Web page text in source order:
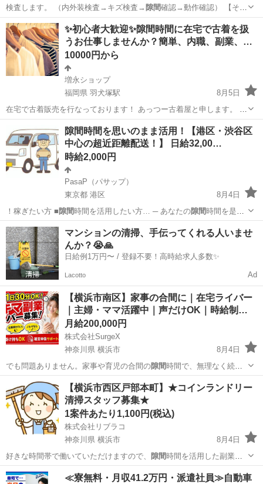
検査します。 （内外装検査→キズ検査→ 隙間確認→動作確認） 【その
他】 ・完成…
三重 いなべ市 麻生田駅 その他
✨初心者大歓迎✨隙間時間に在宅で古着を扱
うお仕事しませんか？簡単、内職、副業、…
10000円から
増永ショップ
福岡県 羽犬塚駅
8月5日
在宅で古着販売を行なっております！ あっつー古着屋と申します。 た
だいま、古着を扱うお仕事などをしていただける方を女性限定で募集
しております！ ※メッセージや通話にてサポートをしていきます！ 働
きやすい環境を整えてお...
八女市 羽犬塚駅 アパレル 古着
隙間時間を思いのまま活用！【港区・渋谷区
中心の超近距離配送！】 日給32,00…
時給2,000円
PasaP（パサップ）
東京都 港区
8月4日
！稼ぎたい方 ■ 隙間 時間を活用したい方… ─ あなたの隙間 時間を是非
ご活用く…
東京 港区 業務委託契約
マンションの清掃、手伝ってくれる人いませ
んか？😭🙏
日給例1万円〜 / 登録不要！高時給求人多数✨
Lacotto Ad
【横浜市南区】家事の合間に｜在宅ライバー
｜主婦・ママ活躍中｜声だけOK｜時給制…
月給200,000円
株式会社SurgeX
神奈川県 横浜市
8月4日
でも問題ありません。家事や育児の合間の隙間 時間で、無理なく続け
られます。 …
神奈川 横浜市 その他 ライバー
【横浜市西区戸部本町】★コインランドリー
清掃スタッフ募集★
1案件あたり1,100円(税込)
株式会社リブラコ
神奈川県 横浜市
8月4日
好きな時間帯で働いていただけますので、 隙間時間を活用した副業に
いかがでしょうか？…
神奈川 横浜市 清掃 スタッフ
≪寮無料・月収41.2万円・派遣社員≫自動車